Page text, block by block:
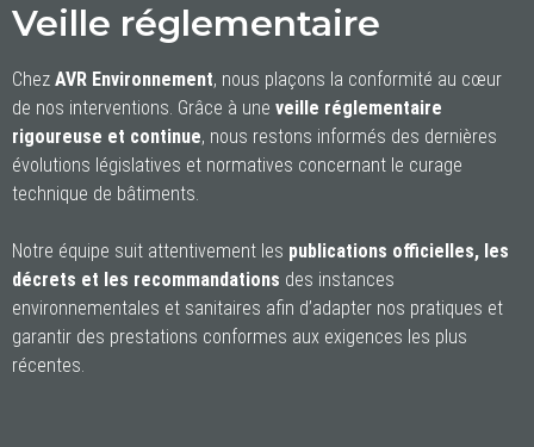
Veille réglementaire
Chez AVR Environnement, nous plaçons la conformité au cœur
de nos interventions. Grâce à une veille réglementaire
rigoureuse et continue, nous restons informés des dernières
évolutions législatives et normatives concernant le curage
technique de bâtiments.
Notre équipe suit attentivement les publications officielles, les
décrets et les recommandations des instances
environnementales et sanitaires afin d’adapter nos pratiques et
garantir des prestations conformes aux exigences les plus
récentes.